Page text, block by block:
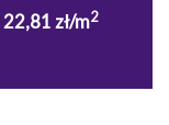
22,81 zł/m2